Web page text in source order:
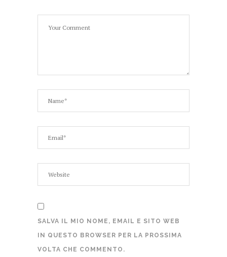
SALVA IL MIO NOME, EMAIL E SITO WEB
IN QUESTO BROWSER PER LA PROSSIMA
VOLTA CHE COMMENTO.